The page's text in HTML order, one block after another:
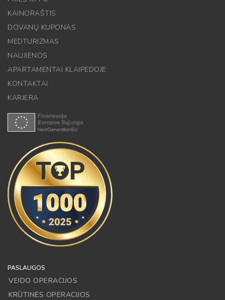
KAINORAŠTIS
DOVANŲ KUPONAS
MEDTURIZMAS
NAUJIENOS
APARTAMENTAI KLAIPĖDOJE
KONTAKTAI
KARJERA
PASLAUGOS
VEIDO OPERACIJOS
KRŪTINĖS OPERACIJOS